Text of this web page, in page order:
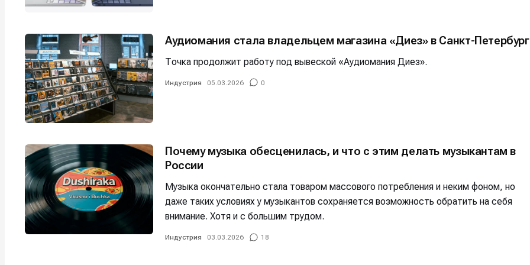
Аудиомания стала владельцем магазина «Диез» в Санкт-
Точка продолжит работу под вывеской «Аудиомания Диез».
Индустрия 05.03.2026 0
Почему музыка обесценилась, и что с этим делать музыкантам в
России
Музыка окончательно стала товаром массового потребления и неким фоном, но
даже таких условиях у музыкантов сохраняется возможность обратить на себя
внимание. Хотя и с большим трудом.
Индустрия 03.03.2026 18